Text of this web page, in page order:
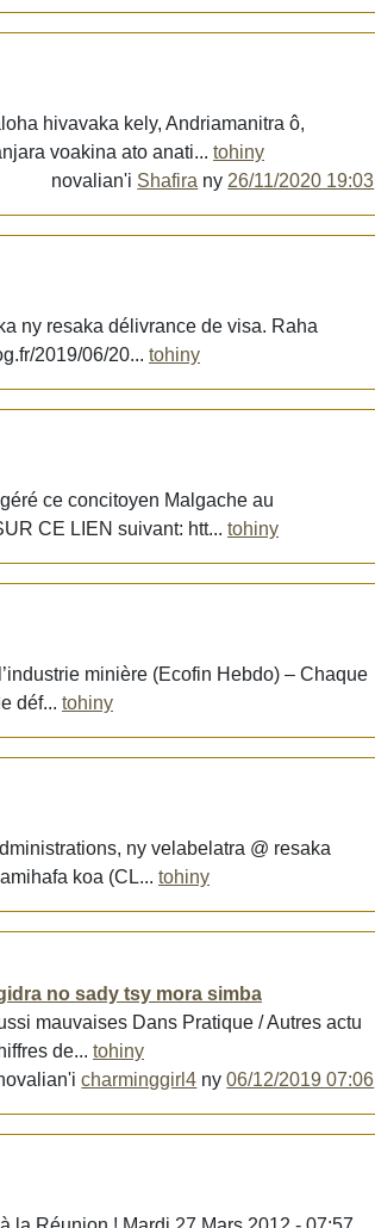
hivavaka kely, Andriamanitra ô,
voakina ato anati... tohiny
novalian'i Shafira ny 26/11/2020 19:03
ny resaka délivrance de visa. Raha
2019/06/20... tohiny
ce concitoyen Malgache au
CE LIEN suivant: htt... tohiny
minière (Ecofin Hebdo) – Chaque
déf... tohiny
ny velabelatra @ resaka
koa (CL... tohiny
no sady tsy mora simba
mauvaises Dans Pratique / Autres actu
de... tohiny
charminggirl4 ny06/12/2019 07:06